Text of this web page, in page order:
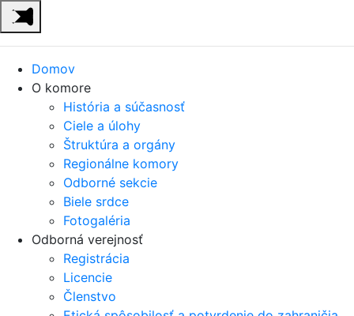
Domov
O komore
História a súčasnosť
Ciele a úlohy
Štruktúra a orgány
Regionálne komory
Odborné sekcie
Biele srdce
Fotogaléria
Odborná verejnosť
Registrácia
Licencie
Členstvo